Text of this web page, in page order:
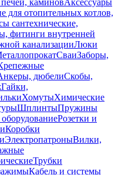
каминовАксессуары
для отопительных котлов,
сантехнические,
фитинги внутренней
канализацииЛюки
СваиЗаборы,
дюбелиСкобы,
Гайки,
ХомутыХимические
ШплинтыПружины
Розетки и
Коробки
ЭлектропатроныВилки,
Трубки
Кабель и системы